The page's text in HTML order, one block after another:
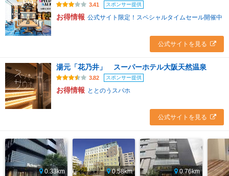
3.41 スポンサー提供
お得情報 公式サイト限定！スペシャルタイムセール開催中
公式サイトを見る
湯元「花乃井」 スーパーホテル大阪天然温泉
3.82 スポンサー提供
お得情報 ととのうスパホ
公式サイトを見る
0.33km
0.58km
0.76km